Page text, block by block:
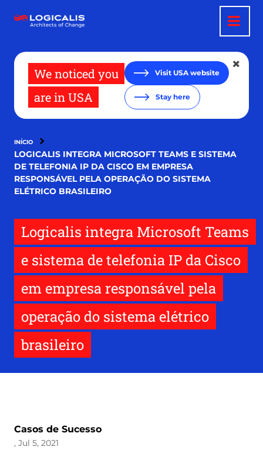
para
We noticed you
are in USA
Visit USA website
Stay here
INÍCIO
LOGICALIS INTEGRA MICROSOFT TEAMS E SISTEMA
DE TELEFONIA IP DA CISCO EM EMPRESA
RESPONSÁVEL PELA OPERAÇÃO DO SISTEMA
ELÉTRICO BRASILEIRO
Logicalis integra Microsoft Teams
e sistema de telefonia IP da Cisco
em empresa responsável pela
operação do sistema elétrico
brasileiro
Casos de Sucesso
, Jul 5, 2021